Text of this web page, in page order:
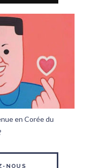
en Corée du
NOUS